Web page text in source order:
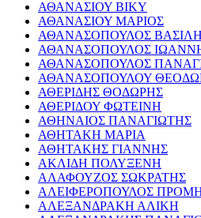
ΑΘΑΝΑΣΙΟΥ ΒΙΚΥ
ΑΘΑΝΑΣΙΟΥ ΜΑΡΙΟΣ
ΑΘΑΝΑΣΟΠΟΥΛΟΣ
ΑΘΑΝΑΣΟΠΟΥΛΟΣ
ΑΘΑΝΑΣΟΠΟΥΛΟΣ
ΑΘΑΝΑΣΟΠΟΥΛΟΥ
ΑΘΕΡΙΔΗΣ ΘΟΔΩΡΗΣ
ΑΘΕΡΙΔΟΥ ΦΩΤΕΙΝΗ
ΑΘΗΝΑΙΟΣ ΠΑΝΑΓΙΩΤΗΣ
ΑΘΗΤΑΚΗ ΜΑΡΙΑ
ΑΘΗΤΑΚΗΣ ΓΙΑΝΝΗΣ
ΑΚΛΙΔΗ ΠΟΛΥΞΕΝΗ
ΑΛΑΦΟΥΖΟΣ ΣΩΚΡΑΤΗΣ
ΑΛΕΙΦΕΡΟΠΟΥΛΟΣ
ΑΛΕΞΑΝΔΡΑΚΗ ΑΛΙΚΗ